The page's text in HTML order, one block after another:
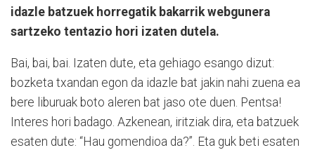
idazle batzuek horregatik bakarrik webgunera
sartzeko tentazio hori izaten dutela.
Bai, bai, bai. Izaten dute, eta gehiago esango dizut:
bozketa txandan egon da idazle bat jakin nahi zuena ea
bere liburuak boto aleren bat jaso ote duen. Pentsa!
Interes hori badago. Azkenean, iritziak dira, eta batzuek
esaten dute: “Hau gomendioa da?”. Eta guk beti esaten